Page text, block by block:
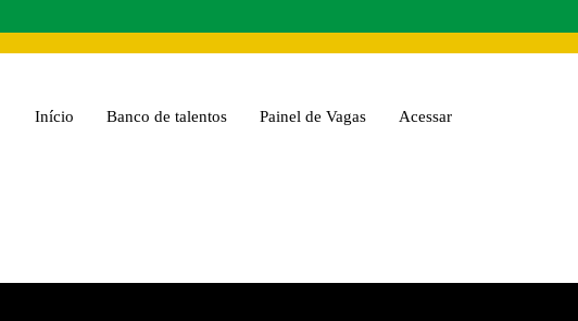
Início Banco de talentos Painel de Vagas Acessar